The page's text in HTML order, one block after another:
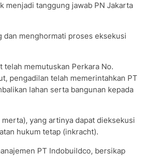
menjadi tanggung jawab PN Jakarta
dan menghormati proses eksekusi
memutuskan Perkara No.
pengadilan telah memerintahkan PT
lahan serta bangunan kepada
yang artinya dapat dieksekusi
hukum tetap (inkracht).
PT Indobuildco, bersikap